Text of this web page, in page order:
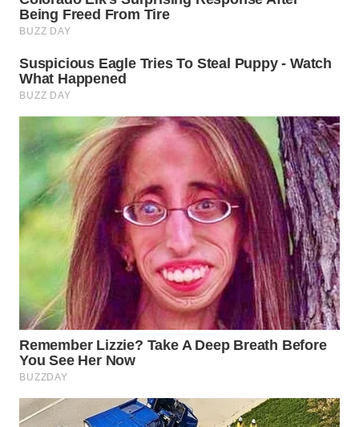
WN
TINGGI
PAKPAK
WN
KARAWANG
WN
BEKASI
BOGOR
WN
DEPOK
WN
TAPANULI